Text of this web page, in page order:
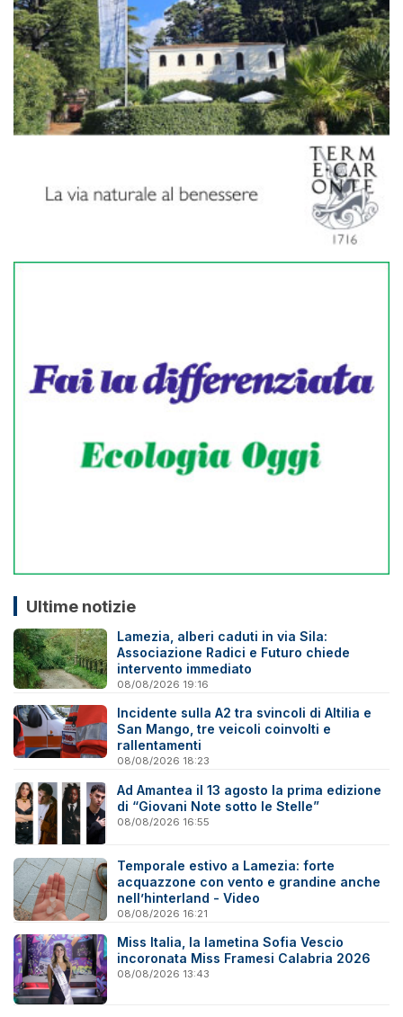
Ultime notizie
Lamezia, alberi caduti in via Sila:
Associazione Radici e Futuro chiede
intervento immediato
08/08/2026 19:16
Incidente sulla A2 tra svincoli di Altilia e
San Mango, tre veicoli coinvolti e
rallentamenti
08/08/2026 18:23
Ad Amantea il 13 agosto la prima edizione
di “Giovani Note sotto le Stelle”
08/08/2026 16:55
Temporale estivo a Lamezia: forte
acquazzone con vento e grandine anche
nell’hinterland - Video
08/08/2026 16:21
Miss Italia, la lametina Sofia Vescio
incoronata Miss Framesi Calabria 2026
08/08/2026 13:43